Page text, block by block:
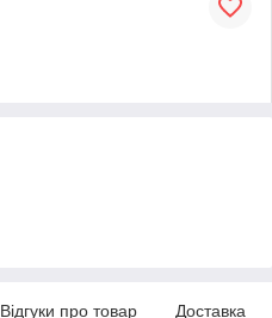
Відгуки про товар Доставка